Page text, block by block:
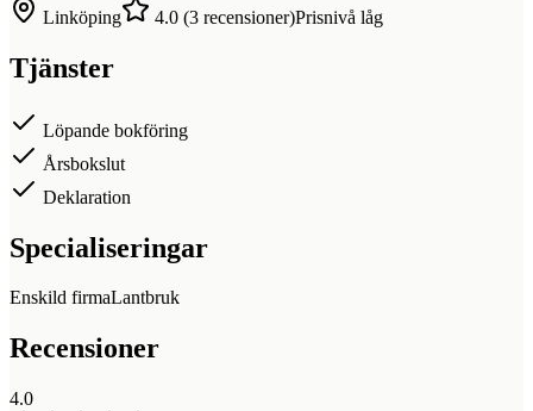
Linköping
4.0 (3 recensioner)Prisnivå låg
Tjänster
Löpande bokföring
Årsbokslut
Deklaration
Specialiseringar
Enskild firmaLantbruk
Recensioner
4.0